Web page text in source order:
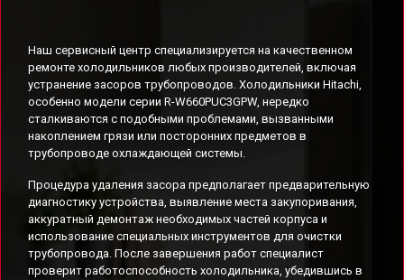
Наш сервисный центр специализируется на качественном
ремонте холодильников любых производителей, включая
устранение засоров трубопроводов. Холодильники Hitachi,
особенно модели серии R-W660PUC3GPW, нередко
сталкиваются с подобными проблемами, вызванными
накоплением грязи или посторонних предметов в
трубопроводе охлаждающей системы.
Процедура удаления засора предполагает предварительную
диагностику устройства, выявление места закупоривания,
аккуратный демонтаж необходимых частей корпуса и
использование специальных инструментов для очистки
трубопровода. После завершения работ специалист
проверит работоспособность холодильника, убедившись в